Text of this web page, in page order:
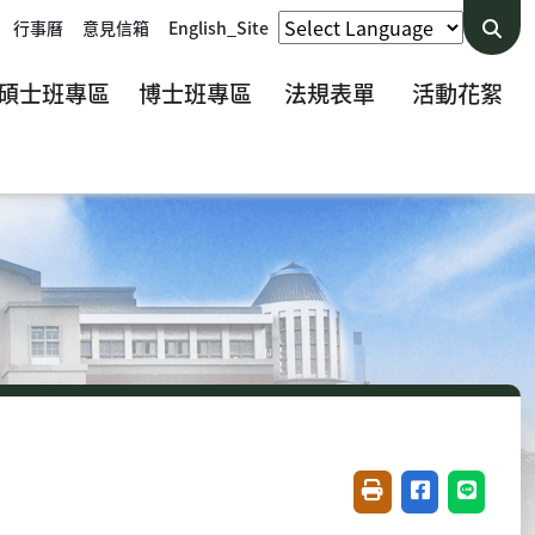
行事曆 意見信箱 English_Site
士班專區 博士班專區 法規表單
活動花絮
友善列印(開新視窗)
分享至臉書(
分享至